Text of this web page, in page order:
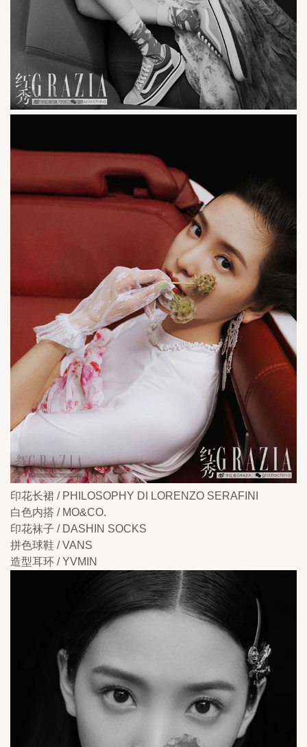
印花长裙 / PHILOSOPHY DI LORENZO SERAFINI
白色内搭 / MO&CO.
印花袜子 / DASHIN SOCKS
拼色球鞋 / VANS
造型耳环 / YVMIN